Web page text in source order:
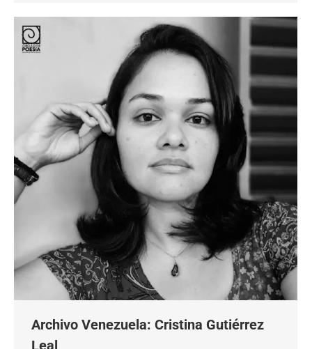
Archivo Venezuela: Cristina Gutiérrez
Leal